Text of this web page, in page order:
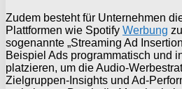
Zudem besteht für Unternehmen
Plattformen wie Spotify Werbung
sogenannte „Streaming Ad
Beispiel Ads programmatisch und
platzieren, um die Audio-
Zielgruppen-Insights und Ad-